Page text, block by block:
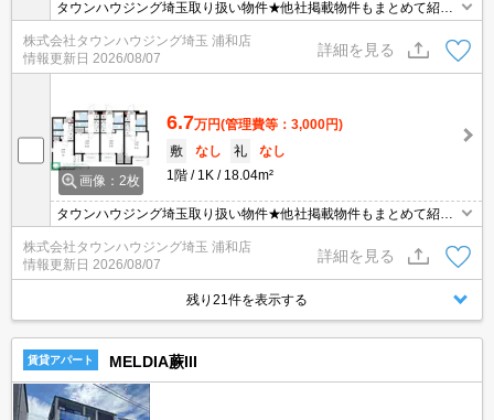
タウンハウジング埼玉取り扱い物件★他社掲載物件もまとめて紹介
できます・オンラインでの面談＆見学も対応
株式会社タウンハウジング埼玉 浦和店
情報更新日 2026/08/07
詳細を見る
画像：2枚
6.7万円(管理費等：3,000円)
敷
なし 礼
なし
1階
1K 18.04m²
タウンハウジング埼玉取り扱い物件★他社掲載物件もまとめて紹介
できます・オンラインでの面談＆見学も対応
株式会社タウンハウジング埼玉 浦和店
情報更新日 2026/08/07
詳細を見る
残り21件を表示する
賃貸アパート MELDIA蕨III